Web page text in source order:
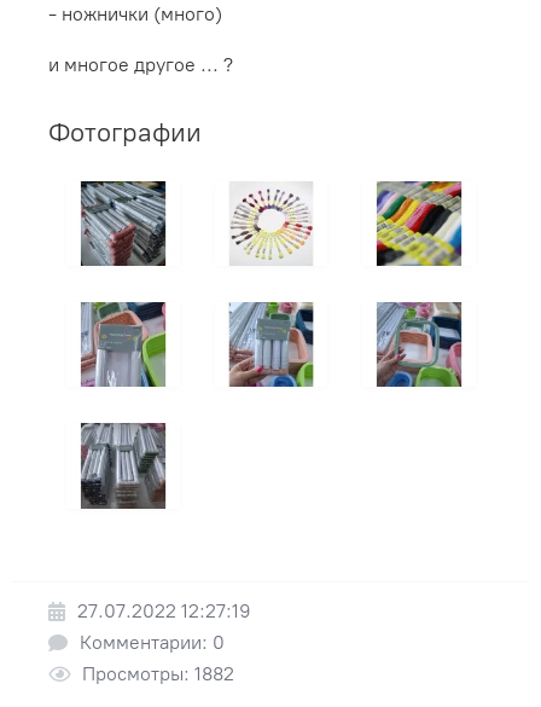
- ножнички (много)
и многое другое ... ?
Фотографии
27.07.2022 12:27:19
Комментарии: 0
Просмотры: 1882